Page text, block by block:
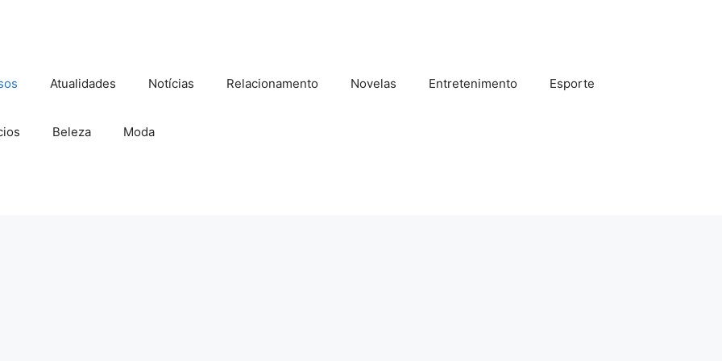
Atualidades Notícias Relacionamento Novelas Entretenimento Esporte
Beleza Moda